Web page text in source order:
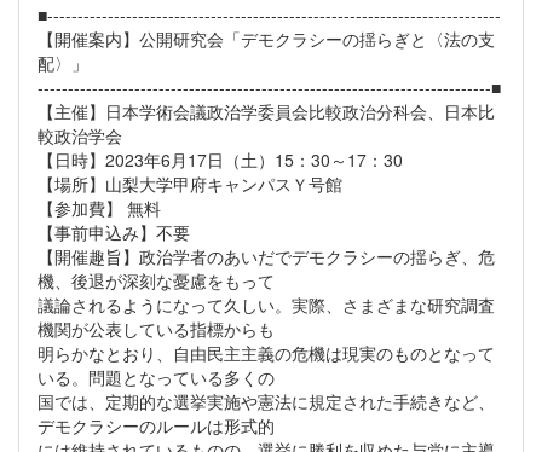
■---------------------------------------------------------------------------
【開催案内】公開研究会「デモクラシーの揺らぎと〈法の支
配〉」
---------------------------------------------------------------------------■
【主催】日本学術会議政治学委員会比較政治分科会、日本比
較政治学会
【日時】2023年6月17日（土）15：30～17：30
【場所】山梨大学甲府キャンパスＹ号館
【参加費】 無料
【事前申込み】不要
【開催趣旨】政治学者のあいだでデモクラシーの揺らぎ、危
機、後退が深刻な憂慮をもって
議論されるようになって久しい。実際、さまざまな研究調査
機関が公表している指標からも
明らかなとおり、自由民主主義の危機は現実のものとなって
いる。問題となっている多くの
国では、定期的な選挙実施や憲法に規定された手続きなど、
デモクラシーのルールは形式的